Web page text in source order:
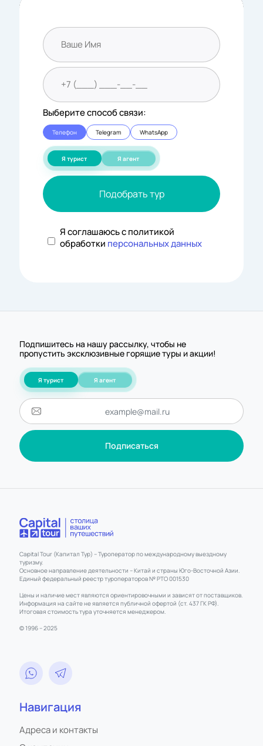
Выберите способ связи:
Телефон Telegram WhatsApp
Я турист Я агент
Подобрать тур
Я соглашаюсь с политикой
обработки персональных данных
Подпишитесь на нашу рассылку, чтобы не
пропустить эксклюзивные горящие туры и акции!
Я турист Я агент
Подписаться
Capital Tour (Капитал Тур) – Туроператор по международному выездному
туризму.
Основное направление деятельности – Китай и страны Юго-Восточной Азии.
Единый федеральный реестр туроператоров № РТО 001530
Цены и наличие мест являются ориентировочными и зависят от поставщиков.
Информация на сайте не является публичной офертой (ст. 437 ГК РФ).
Итоговая стоимость тура уточняется менеджером.
© 1996 – 2025
Навигация
Адреса и контакты